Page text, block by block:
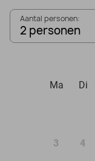
Aantal personen:
2 personen
Ma
Di
3 4